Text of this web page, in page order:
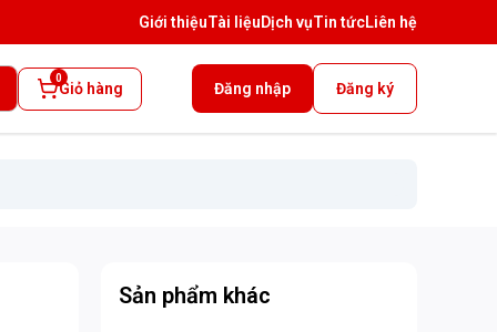
Giới thiệuTài liệuDịch vụTin tứcLiên hệ
0
Giỏ hàng Đăng nhập Đăng ký
Sản phẩm khác